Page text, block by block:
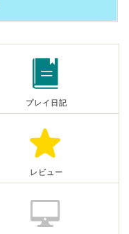
プレイ日記
レビュー